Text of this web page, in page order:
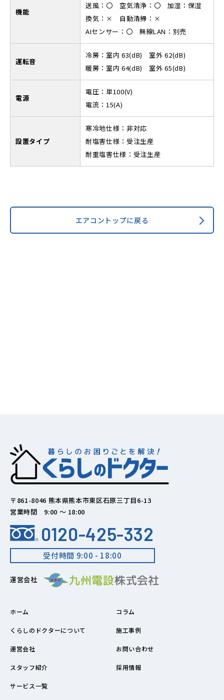
機能
送風：〇 空気清浄：〇 加湿：保湿
換気：× 自動清掃：×
AIセンサー：〇 無線LAN：別売
運転音
冷房：室内 63(dB) 室外 62(dB)
暖房：室内 64(dB) 室外 65(dB)
電源
電圧：単100(V)
電流：15(A)
設置タイプ
寒冷地仕様：非対応
耐塩害仕様：受注生産
耐重塩害仕様：受注生産
エアコントップに戻る
〒861-8046 熊本県熊本市東区石原三丁目6-13
営業時間 9:00 ～ 18:00
0120-425-332
受付時間 9:00 - 18:00
運営会社
ホーム
くらしのドクターについて
運営会社
スタッフ紹介
サービス一覧
コラム
施工事例
お問い合わせ
採用情報